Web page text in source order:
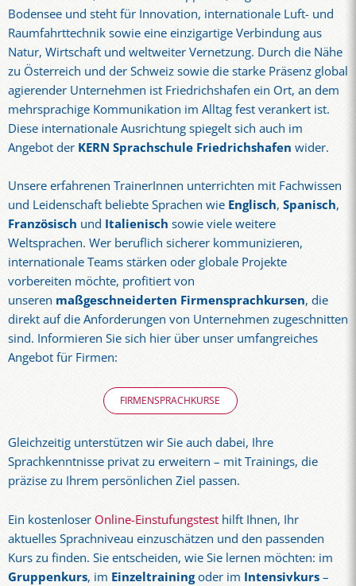
Bodensee und steht für Innovation, internationale Luft- und
Raumfahrttechnik sowie eine einzigartige Verbindung aus
Natur, Wirtschaft und weltweiter Vernetzung. Durch die Nähe
zu Österreich und der Schweiz sowie die starke Präsenz global
agierender Unternehmen ist Friedrichshafen ein Ort, an dem
mehrsprachige Kommunikation im Alltag fest verankert ist.
Diese internationale Ausrichtung spiegelt sich auch im
Angebot der KERN Sprachschule Friedrichshafen wider.
Unsere erfahrenen TrainerInnen unterrichten mit Fachwissen
und Leidenschaft beliebte Sprachen wie Englisch, Spanisch,
Französisch und Italienisch sowie viele weitere
Weltsprachen. Wer beruflich sicherer kommunizieren,
internationale Teams stärken oder globale Projekte
vorbereiten möchte, profitiert von
unseren maßgeschneiderten Firmensprachkursen, die
direkt auf die Anforderungen von Unternehmen zugeschnitten
sind. Informieren Sie sich hier über unser umfangreiches
Angebot für Firmen:
FIRMENSPRACHKURSE
Gleichzeitig unterstützen wir Sie auch dabei, Ihre
Sprachkenntnisse privat zu erweitern – mit Trainings, die
präzise zu Ihrem persönlichen Ziel passen.
Ein kostenloser Online-Einstufungstest hilft Ihnen, Ihr
aktuelles Sprachniveau einzuschätzen und den passenden
Kurs zu finden. Sie entscheiden, wie Sie lernen möchten: im
Gruppenkurs, im Einzeltrainingoder im Intensivkurs–